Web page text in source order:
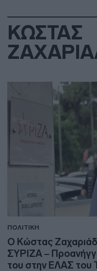
ΚΩΣΤΑΣ
ΠΟΛΙΤΙΚΗ
Ο Κώστας
ΣΥΡΙΖΑ –
του στην ΕΛΑΣ του